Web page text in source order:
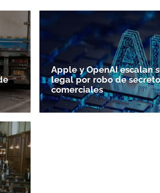
Apple y OpenAI escalan
legal por robo de
comerciales